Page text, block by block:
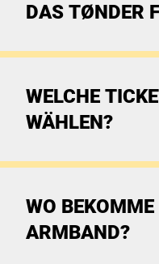
DAS TØNDER
WELCHE
WÄHLEN?
WO
ARMBAND?